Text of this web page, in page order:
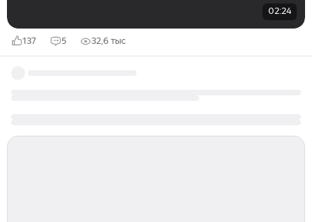
02:24
137 5 32,6 тыс